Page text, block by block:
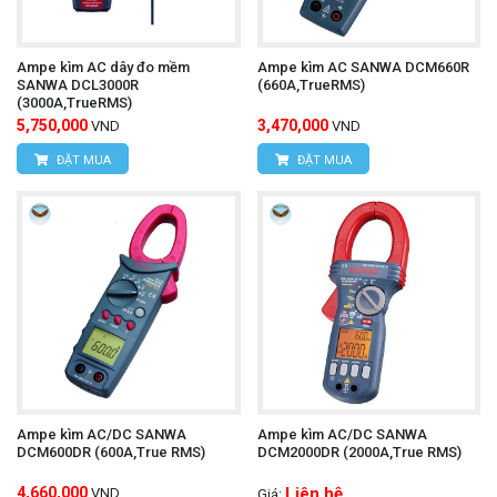
Đèn chiếu sáng điểm đo (Spotlight LED): Một
đèn LED tích hợp trên hàm kẹp giúp chiếu sáng
điểm đo, rất tiện lợi khi làm việc trong các khu
vực tối hoặc khó nhìn.
Đầu ra analog: Cung cấp tín hiệu đầu ra DC
1000mV tương ứng với DC 100mA, cho phép kết
nối với máy ghi dữ liệu (data logger) hoặc các
thiết bị ghi khác để theo dõi và phân tích dữ liệu
lâu dài.
Chức năng điều chỉnh điểm 0: Đảm bảo độ chính
Ampe kìm AC dây đo mềm
SANWA DCL3000R
(3000A,TrueRMS)
5,750,000 VND
ĐẶT MUA
Ampe kìm AC SANWA DCM660R
(660A,TrueRMS)
3,470,000 VND
ĐẶT MUA
Ampe kìm AC/DC SANWA
DCM600DR (600A,True RMS)
4,660,000 VND
Ampe kìm AC/DC SANWA
DCM2000DR (2000A,True RMS)